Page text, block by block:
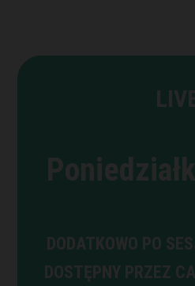
DODATKOWO PO
DOSTĘPNY PRZEZ